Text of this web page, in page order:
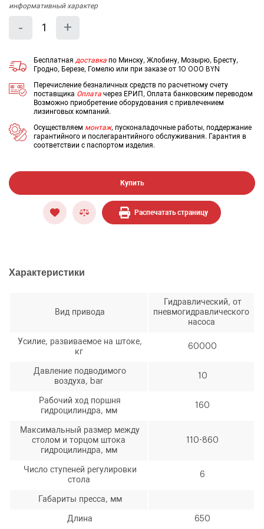
информативный характер
- Уменьшить
на
еденицу
+
на
еденицу
Бесплатная доставка по Минску, Жлобину, Мозырю, Бресту,
Гродно, Березе, Гомелю или при заказе от 10 000 BYN
Перечисление безналичных средств по расчетному счету
поставщика Оплата через ЕРИП, Оплата банковским переводом
Возможно приобретение оборудования с привлечением
лизинговых компаний.
Осуществляем монтаж, пусконаладочные работы, поддержание
гарантийного и послегарантийного обслуживания. Гарантия в
соответствии с паспортом изделия.
Купить
Распечатать страницу
Характеристики
Вид привода
Гидравлический, от
пневмогидравлического
насоса
Усилие, развиваемое на штоке,
кг
60000
Давление подводимого
воздуха, bar
10
Рабочий ход поршня
гидроцилиндра, мм
160
Максимальный размер между
столом и торцом штока
гидроцилиндра, мм
110-860
Число ступеней регулировки
стола
6
Габариты пресса, мм
Длина 650